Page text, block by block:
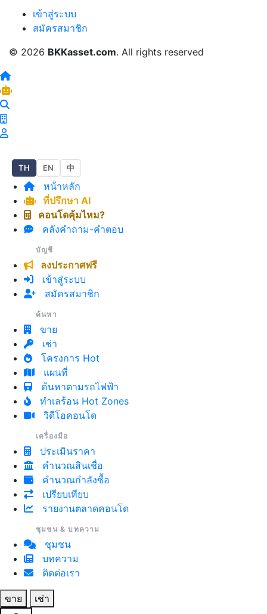
+
เข้าสู่ระบบ
สมัครสมาชิก
© 2026 BKKasset.com. All rights reserved
TH EN 中
หน้าหลัก
ที่ปรึกษา AI
คอนโดคุ้มไหม?
คลังคำถาม-คำตอบ
บัญชี
ลงประกาศฟรี
เข้าสู่ระบบ
สมัครสมาชิก
ค้นหา
ขาย
เช่า
โครงการ Hot
แผนที่
ค้นหาตามรถไฟฟ้า
ทำเลร้อน Hot Zones
วิดีโอคอนโด
เครื่องมือ
ประเมินราคา
คำนวณสินเชื่อ
คำนวณกำลังซื้อ
เปรียบเทียบ
รายงานตลาดคอนโด
ชุมชน & บทความ
ชุมชน
บทความ
ติดต่อเรา
ขาย เช่า